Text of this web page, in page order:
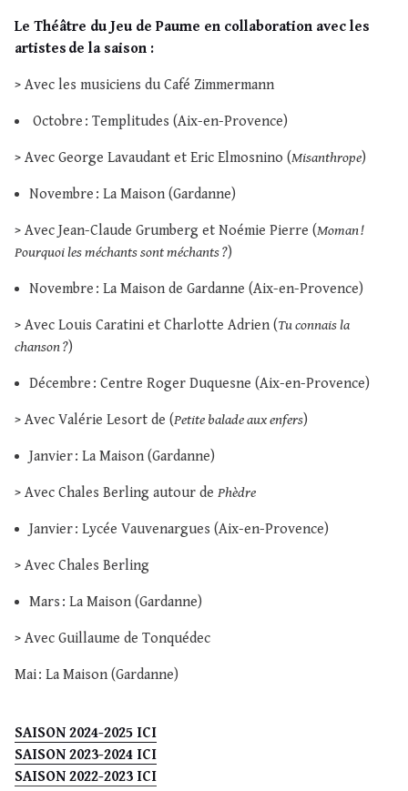
Le Théâtre du Jeu de Paume en collaboration avec les
artistes de la saison :
> Avec les musiciens du Café Zimmermann
Octobre : Templitudes (Aix-en-Provence)
> Avec George Lavaudant et Eric Elmosnino (Misanthrope)
Novembre : La Maison (Gardanne)
> Avec Jean-Claude Grumberg et Noémie Pierre (Moman !
Pourquoi les méchants sont méchants ?)
Novembre : La Maison de Gardanne (Aix-en-Provence)
> Avec Louis Caratini et Charlotte Adrien (Tu connais la
chanson ?)
Décembre : Centre Roger Duquesne (Aix-en-Provence)
> Avec Valérie Lesort de (Petite balade aux enfers)
Janvier : La Maison (Gardanne)
> Avec Chales Berling autour de Phèdre
Janvier : Lycée Vauvenargues (Aix-en-Provence)
> Avec Chales Berling
Mars : La Maison (Gardanne)
> Avec Guillaume de Tonquédec
Mai : La Maison (Gardanne)
SAISON 2024-2025 ICI
SAISON 2023-2024 ICI
SAISON 2022-2023 ICI